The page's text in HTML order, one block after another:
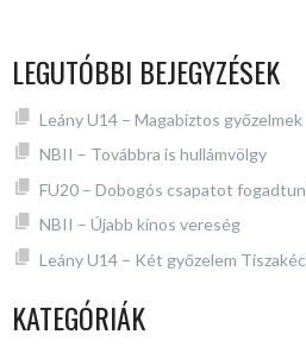
LEGUTÓBBI BEJEGYZÉSEK
Leány U14 – Magabiztos győzelmek
NBII – Továbbra is hullámvölgy
FU20 – Dobogós csapatot
NBII – Újabb kínos vereség
Leány U14 – Két győzelem
KATEGÓRIÁK